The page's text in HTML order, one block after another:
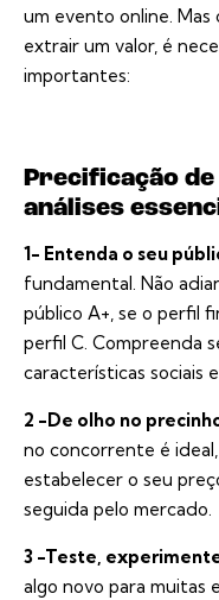
um evento online. Mas
extrair um valor, é
importantes:
Precificação
análises
1- Entenda o seu
fundamental. Não
público A+, se o perfil
perfil C. Compreenda
características sociais
2 -De olho no
no concorrente é
estabelecer o seu
seguida pelo mercado.
3 -Teste,
algo novo para muitas